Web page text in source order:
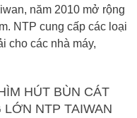
năm 2010 mở rộng
NTP cung cấp các loại
cho các nhà máy,
HÚT BÙN CÁT
NTP TAIWAN